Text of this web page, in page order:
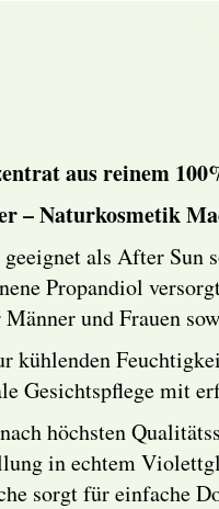
aus reinem
– Naturkosmetik
als After Sun
Propandiol
und Frauen
kühlenden
Gesichtspflege mit
höchsten
in echtem
sorgt für einfache